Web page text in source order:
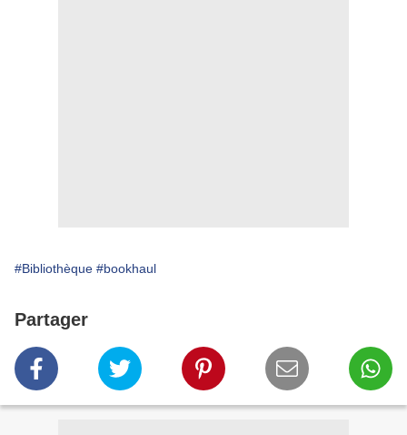
#Bibliothèque #bookhaul
Partager